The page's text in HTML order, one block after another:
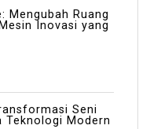
Mengubah Ruang
Inovasi yang
Seni
Teknologi Modern